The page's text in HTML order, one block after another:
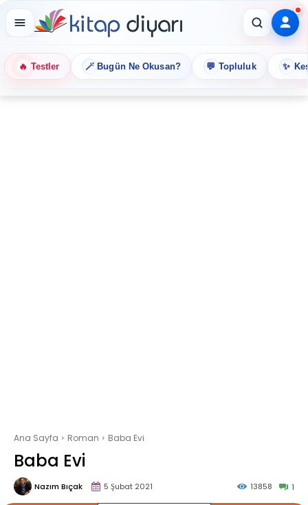
🔥 Testler 🪄 Bugün Ne Okusan? 💬 Topluluk ✨
Ana Sayfa Roman Baba Evi
Baba Evi
Nazım Bıçak 5 Şubat 2021 1
13858